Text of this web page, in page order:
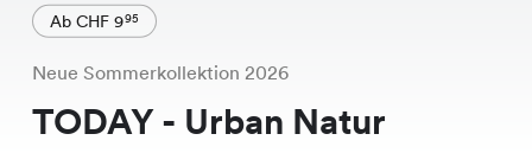
Ab CHF 995
Neue Sommerkollektion 2026
TODAY - Urban Natur